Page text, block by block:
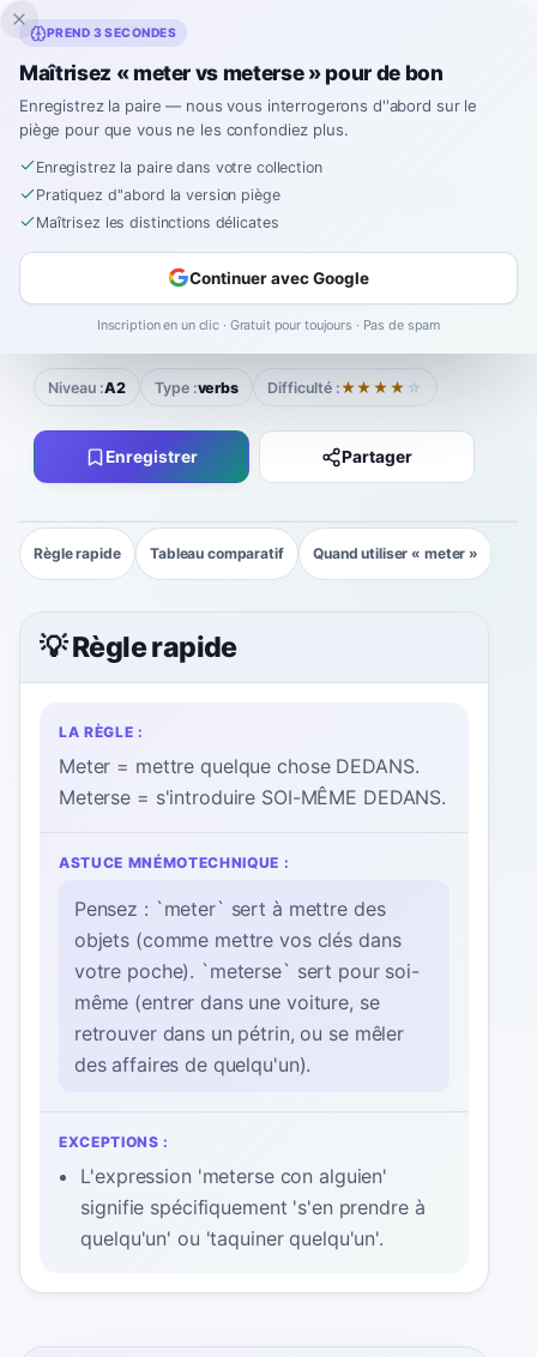
Inklingo
Espagnol ›Paires confuses›Meter vs Meterse
meter VS meterse
|
metersemeh-TEHR-seh Écouter
Niveau :A2 Type :verbs Difficulté :★★★★ ☆
Enregistrer Partager
Règle rapide Tableau comparatif Quand utiliser « meter »
💡 Règle rapide
LA RÈGLE :
Meter = mettre quelque chose DEDANS.
Meterse = s'introduire SOI-MÊME DEDANS.
ASTUCE MNÉMOTECHNIQUE :
Pensez : `meter` sert à mettre des
objets (comme mettre vos clés dans
votre poche). `meterse` sert pour soi-
même (entrer dans une voiture, se
retrouver dans un pétrin, ou se mêler
des affaires de quelqu'un).
EXCEPTIONS :
L'expression 'meterse con alguien'
signifie spécifiquement 's'en prendre à
quelqu'un' ou 'taquiner quelqu'un'.
PREND 3 SECONDES
Maîtrisez « meter vs meterse » pour de bon
Enregistrez la paire — nous vous interrogerons d''abord sur le
piège pour que vous ne les confondiez plus.
Enregistrez la paire dans votre collection
Pratiquez d''abord la version piège
Maîtrisez les distinctions délicates
Continuer avec Google
Inscription en un clic · Gratuit pour toujours · Pas de spam